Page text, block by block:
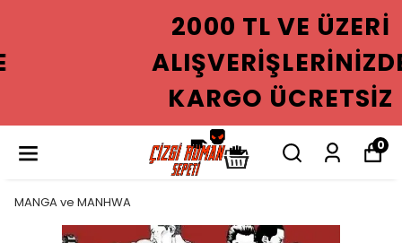
2000 TL VE ÜZERI
ALIŞVERIŞLERINIZDE
KARGO ÜCRETSIZ
0
MANGA ve MANHWA